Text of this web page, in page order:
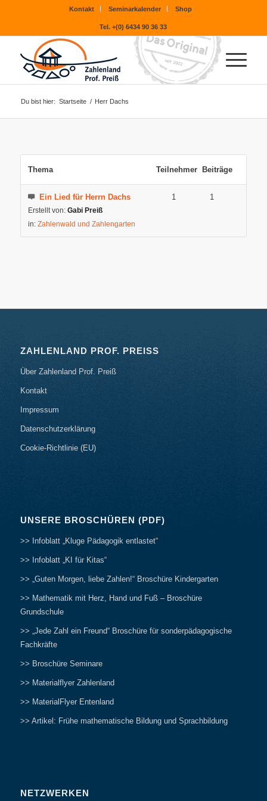
Kontakt Seminarkalender Shop
Tel. +(0) 6434 90 36 33
Du bist hier: Startseite / Herr Dachs
Thema Teilnehmer Beiträge
Ein Lied für Herrn Dachs
Erstellt von: Gabi Preiß
in: Zahlenwald und Zahlengarten
1 1
ZAHLENLAND PROF. PREISS
Über Zahlenland Prof. Preiß
Kontakt
Impressum
Datenschutzerklärung
Cookie-Richtlinie (EU)
UNSERE BROSCHÜREN (PDF)
>> Infoblatt „Kluge Pädagogik entlastet“
>> Infoblatt „KI für Kitas“
>> „Guten Morgen, liebe Zahlen!“ Broschüre Kindergarten
>> Mathematik mit Herz, Hand und Fuß – Broschüre
Grundschule
>> „Jede Zahl ein Freund“ Broschüre für sonderpädagogische
Fachkräfte
>> Broschüre Seminare
>> Materialflyer Zahlenland
>> MaterialFlyer Entenland
>> Artikel: Frühe mathematische Bildung und Sprachbildung
NETZWERKEN